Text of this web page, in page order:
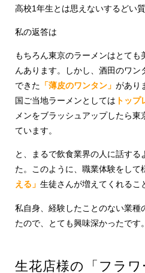
高校1年生とは思えないするどい質
私の返答は
もちろん東京のラーメンはとても
んあります。しかし、酒田のワ
できた 「薄皮のワンタン」 があり
国ご当地ラーメンとしては トップ
メンをブラッシュアップしたら東
ています。
と、まるで飲食業界の人に話する
た。このように、職業体験をして
える」 生徒さんが増えてくれるこ
私自身、経験したことのない業種
たので、とても興味深かったです
生花店様の「フラ